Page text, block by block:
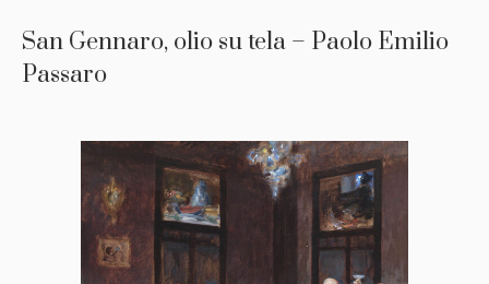
San Gennaro, olio su tela – Paolo Emilio
Passaro